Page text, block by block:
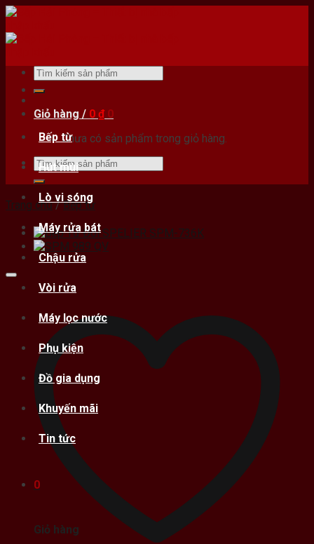
Skip
content
Bếp từ
Hút mùi
Lò vi sóng
Máy rửa bát
Chậu rửa
Vòi rửa
Máy lọc nước
Phụ kiện
Đồ gia dụng
Khuyến mãi
Tin tức
0
Giỏ hàng
Tìm
kiếm:
Giỏ hàng / 0 ₫ 0
Chưa có sản phẩm trong giỏ hàng.
Tìm
kiếm:
Trang chủ / Bếp từ